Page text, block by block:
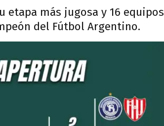
etapa más jugosa y 16 equipos
del Fútbol Argentino.